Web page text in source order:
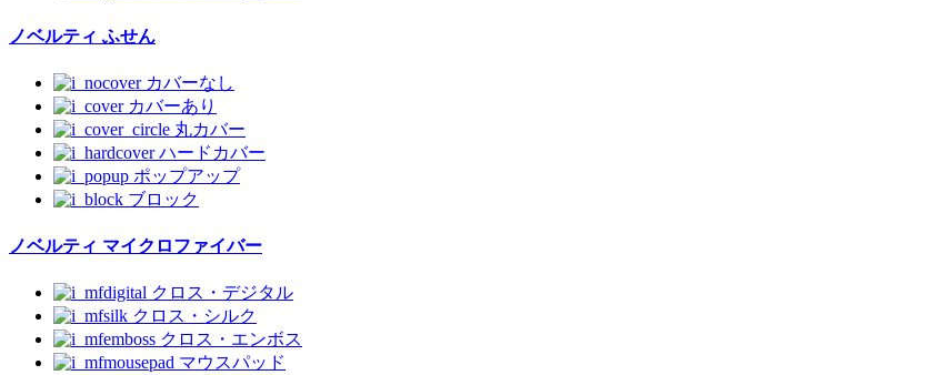
ノベルティ ふせん
カバーなし
カバーあり
丸カバー
ハードカバー
ポップアップ
ブロック
ノベルティ マイクロファイバー
クロス・デジタル
クロス・シルク
クロス・エンボス
マウスパッド